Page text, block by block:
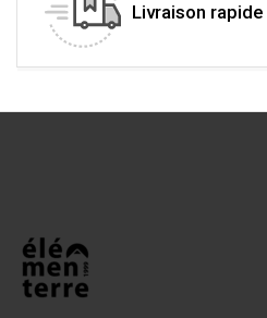
Livraison rapide